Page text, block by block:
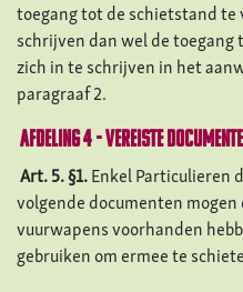
toegang tot de schietstand te
schrijven dan wel de toegang
zich in te schrijven in het
paragraaf 2.
Afdeling 4 - Vereiste
Art. 5.§1. Enkel Particulieren
volgende documenten
vuurwapens voorhanden
gebruiken om ermee te